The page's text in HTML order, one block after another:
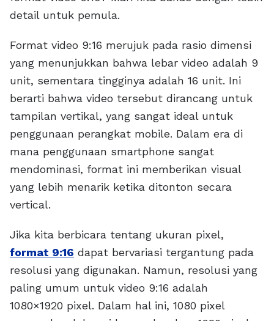
detail untuk pemula.
Format video 9:16 merujuk pada rasio dimensi
yang menunjukkan bahwa lebar video adalah 9
unit, sementara tingginya adalah 16 unit. Ini
berarti bahwa video tersebut dirancang untuk
tampilan vertikal, yang sangat ideal untuk
penggunaan perangkat mobile. Dalam era di
mana penggunaan smartphone sangat
mendominasi, format ini memberikan visual
yang lebih menarik ketika ditonton secara
vertical.
Jika kita berbicara tentang ukuran pixel,
format 9:16 dapat bervariasi tergantung pada
resolusi yang digunakan. Namun, resolusi yang
paling umum untuk video 9:16 adalah
1080×1920 pixel. Dalam hal ini, 1080 pixel